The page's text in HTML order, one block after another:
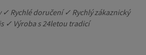
Rychlé doručení ✓ Rychlý zákaznický
✓ Výroba s 24letou tradicí